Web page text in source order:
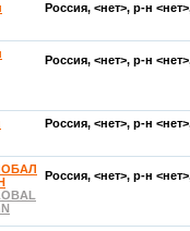
Россия, <нет>, р-н
Россия, <нет>, р-н
Россия, <нет>, р-н
Россия, <нет>, р-н